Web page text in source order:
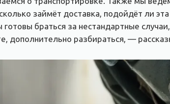
займёт доставка, подойдёт ли эта
браться за нестандартные случаи,
дополнительно разбираться, —